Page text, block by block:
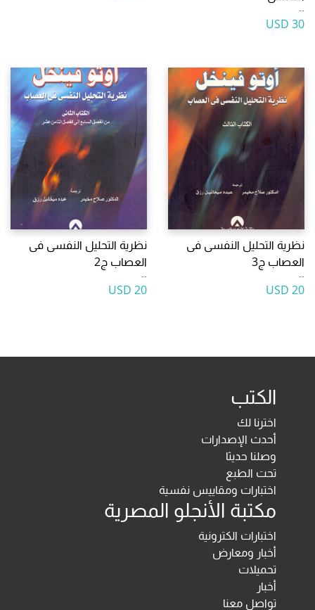
--
30 USD
نظرية التحليل النفسى فى
العصاب ج3
--
20 USD
نظرية التحليل النفسى فى
العصاب ج2
--
20 USD
الكتب
اخترنا لك
أحدث الإصدارات
وصلنا حديثا
تحت الطبع
اختبارات ومقاييس نفسية
مكتبة الأنجلو المصرية
اختبارات الكترونية
أخبار ومعارض
تحميلات
أخبار
تواصل معنا